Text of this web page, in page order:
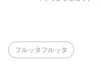
フルッタフルッタ